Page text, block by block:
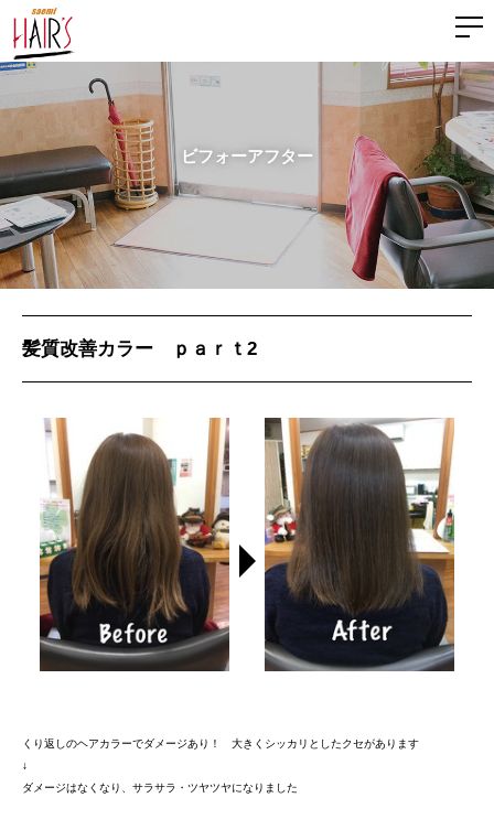
ビフォーアフター
髪質改善カラー ｐａｒｔ2
くり返しのヘアカラーでダメージあり！ 大きくシッカリとしたクセがあります
↓
ダメージはなくなり、サラサラ・ツヤツヤになりました